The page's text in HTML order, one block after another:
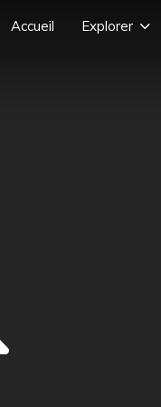
Accueil Explorer